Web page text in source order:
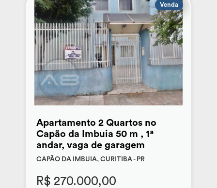
Venda
Apartamento 2 Quartos no
Capão da Imbuia 50 m , 1ª
andar, vaga de garagem
CAPÃO DA IMBUIA, CURITIBA - PR
R$ 270.000,00